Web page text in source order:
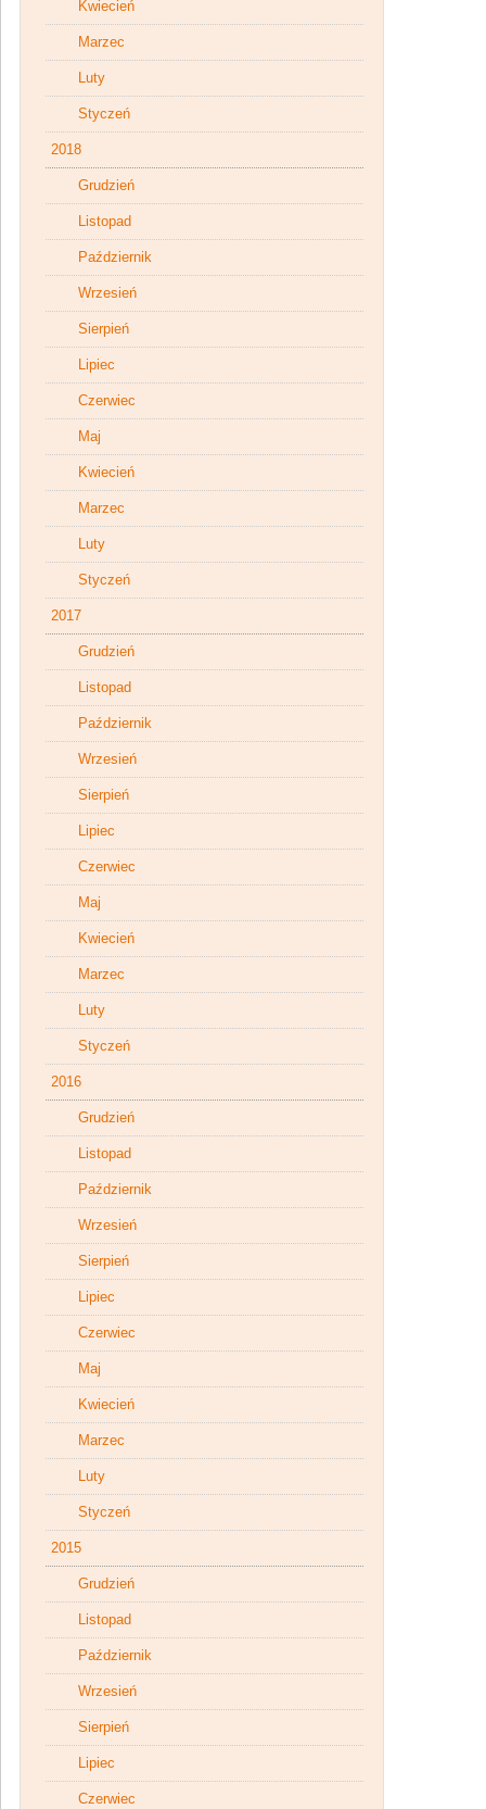
Kwiecień
Marzec
Luty
Styczeń
2018
Grudzień
Listopad
Październik
Wrzesień
Sierpień
Lipiec
Czerwiec
Maj
Kwiecień
Marzec
Luty
Styczeń
2017
Grudzień
Listopad
Październik
Wrzesień
Sierpień
Lipiec
Czerwiec
Maj
Kwiecień
Marzec
Luty
Styczeń
2016
Grudzień
Listopad
Październik
Wrzesień
Sierpień
Lipiec
Czerwiec
Maj
Kwiecień
Marzec
Luty
Styczeń
2015
Grudzień
Listopad
Październik
Wrzesień
Sierpień
Lipiec
Czerwiec